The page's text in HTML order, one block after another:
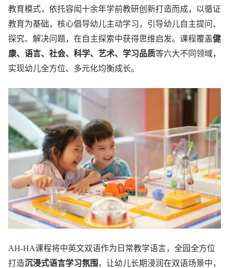
教育模式，依托容闳十余年学前教研创新打造而成，以循证
教育为基础，核心倡导幼儿主动学习，引导幼儿自主提问、
探究、解决问题，在自主探索中获得思维启发。课程覆盖健
康、语言、社会、科学、艺术、学习品质等六大不同领域，
实现幼儿全方位、多元化均衡成长。
AH-HA课程将中英文双语作为日常教学语言，全园全方位
打造沉浸式语言学习氛围 ，让幼儿长期浸润在双语场景中，